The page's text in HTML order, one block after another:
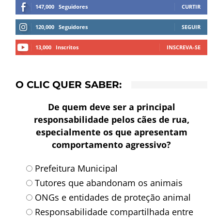
147,000 Seguidores CURTIR
120,000 Seguidores SEGUIR
13,000 Inscritos INSCREVA-SE
O CLIC QUER SABER:
De quem deve ser a principal
responsabilidade pelos cães de rua,
especialmente os que apresentam
comportamento agressivo?
Prefeitura Municipal
Tutores que abandonam os animais
ONGs e entidades de proteção animal
Responsabilidade compartilhada entre